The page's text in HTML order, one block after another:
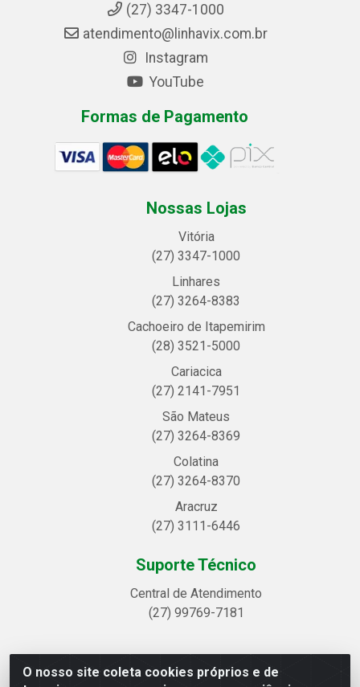
O nosso site coleta cookies próprios e de
(27) 3347-1000
atendimento@linhavix.com.br
Instagram
YouTube
Formas de Pagamento
Nossas Lojas
Vitória
(27) 3347-1000
Linhares
(27) 3264-8383
Cachoeiro de Itapemirim
(28) 3521-5000
Cariacica
(27) 2141-7951
São Mateus
(27) 3264-8369
Colatina
(27) 3264-8370
Aracruz
(27) 3111-6446
Suporte Técnico
Central de Atendimento
(27) 99769-7181
Linhavix Distribuidora LTDA - Avenida Alegre, 2521 -